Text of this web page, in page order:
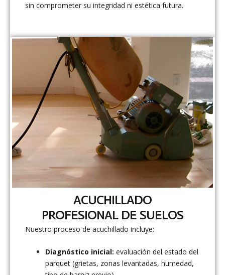
sin comprometer su integridad ni estética futura.
ACUCHILLADO
PROFESIONAL DE SUELOS
Nuestro proceso de acuchillado incluye:
Diagnóstico inicial: evaluación del estado del
parquet (grietas, zonas levantadas, humedad,